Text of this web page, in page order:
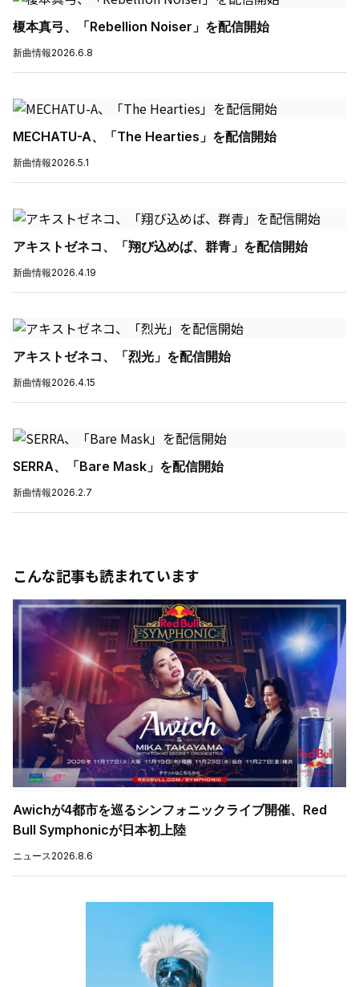
榎本真弓、「Rebellion Noiser」を配信開始
新曲情報2026.6.8
MECHATU-A、「The Hearties」を配信開始
新曲情報2026.5.1
アキストゼネコ、「翔び込めば、群青」を配信開始
新曲情報2026.4.19
アキストゼネコ、「烈光」を配信開始
新曲情報2026.4.15
SERRA、「Bare Mask」を配信開始
新曲情報2026.2.7
こんな記事も読まれています
Awichが4都市を巡るシンフォニックライブ開催、Red
Bull Symphonicが日本初上陸
ニュース2026.8.6